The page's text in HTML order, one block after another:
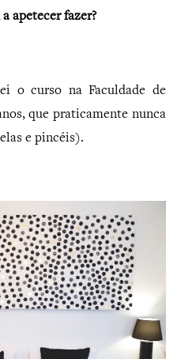
apetecer fazer?
o curso na Faculdade de
que praticamente nunca
e pincéis).